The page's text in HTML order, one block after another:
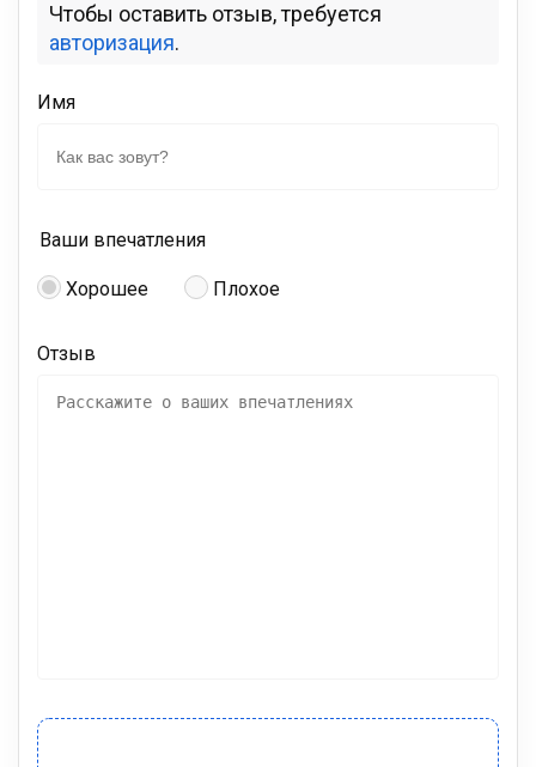
Чтобы оставить отзыв, требуется
авторизация.
Имя
Ваши впечатления
Хорошее Плохое
Отзыв